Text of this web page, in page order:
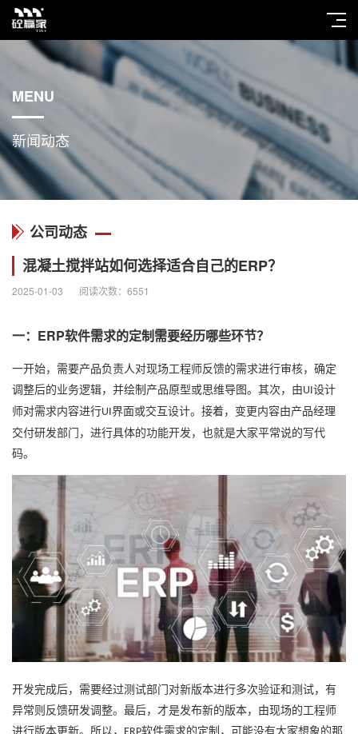
MENU
新闻动态
公司动态
混凝土搅拌站如何选择适合自己的ERP？
2025-01-03 阅读次数： 6551
一：ERP软件需求的定制需要经历哪些环节？
一开始，需要产品负责人对现场工程师反馈的需求进行审核，确定
调整后的业务逻辑，并绘制产品原型或思维导图。其次，由UI设计
师对需求内容进行UI界面或交互设计。接着，变更内容由产品经理
交付研发部门，进行具体的功能开发，也就是大家平常说的写代
码。
开发完成后，需要经过测试部门对新版本进行多次验证和测试，有
异常则反馈研发调整。最后，才是发布新的版本，由现场的工程师
进行版本更新。所以，
软件需求的定制，可能没有大家想象的那